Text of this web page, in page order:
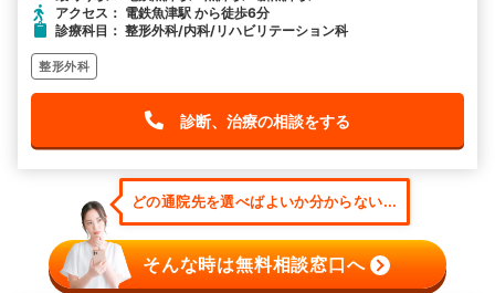
アクセス： 電鉄魚津駅 から徒歩6分
診療科目： 整形外科/内科/リハビリテーション科
整形外科
診断、治療の相談をする
どの通院先を選べばよいか分からない...
そんな時は無料相談窓口へ